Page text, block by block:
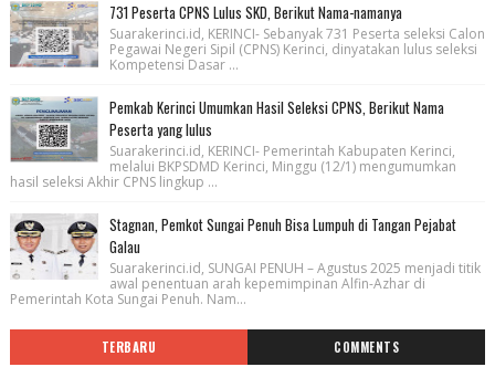
731 Peserta CPNS Lulus SKD, Berikut Nama-namanya
Suarakerinci.id, KERINCI- Sebanyak 731 Peserta seleksi Calon
Pegawai Negeri Sipil (CPNS) Kerinci, dinyatakan lulus seleksi
Kompetensi Dasar ...
Pemkab Kerinci Umumkan Hasil Seleksi CPNS, Berikut Nama
Peserta yang lulus
Suarakerinci.id, KERINCI- Pemerintah Kabupaten Kerinci,
melalui BKPSDMD Kerinci, Minggu (12/1) mengumumkan
hasil seleksi Akhir CPNS lingkup ...
Stagnan, Pemkot Sungai Penuh Bisa Lumpuh di Tangan Pejabat
Galau
Suarakerinci.id, SUNGAI PENUH – Agustus 2025 menjadi titik
awal penentuan arah kepemimpinan Alfin-Azhar di
Pemerintah Kota Sungai Penuh. Nam...
TERBARU COMMENTS